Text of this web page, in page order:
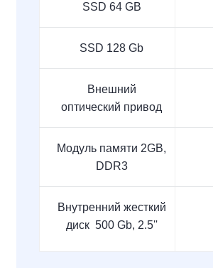
SSD 64 GB
SSD 128 Gb
Внешний
оптический привод
Модуль памяти 2GB,
DDR3
Внутренний жесткий
диск 500 Gb, 2.5''